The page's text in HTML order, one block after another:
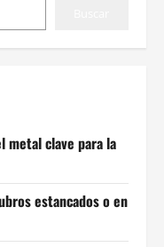
metal clave para la
estancados o en